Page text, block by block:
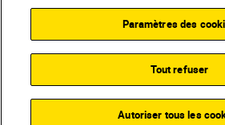
Notice d’information sur les
Paramètres des cookies
Paramètres des
Tout refuser
Autoriser tous les